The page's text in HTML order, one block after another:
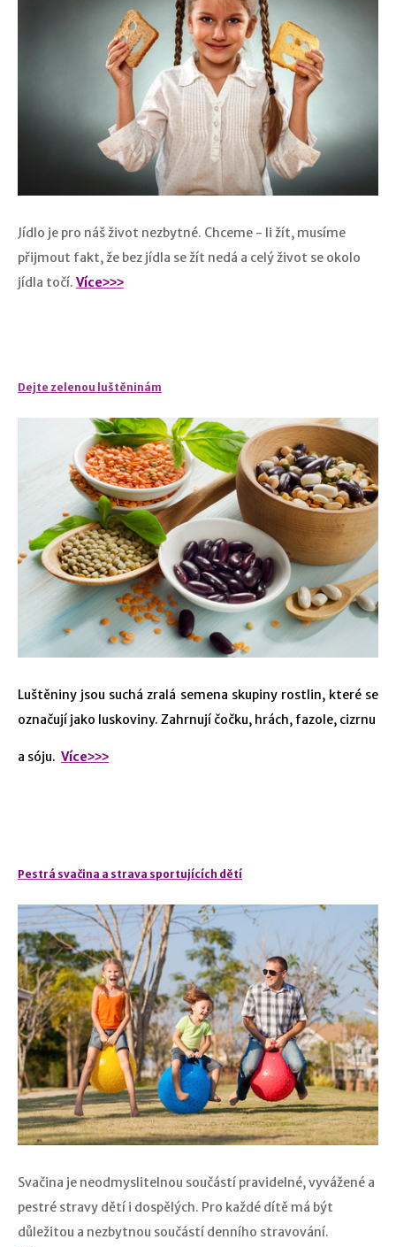
​Jídlo je pro náš život nezbytné. Chceme - li žít, musíme
přijmout fakt, že bez jídla se žít nedá a celý život se okolo
jídla točí. Více˃˃˃
Dejte zelenou luštěninám
Luštěniny jsou suchá zralá semena skupiny rostlin, které se
označují jako luskoviny. Zahrnují čočku, hrách, fazole, cizrnu
a sóju. Více˃˃˃
Pestrá svačina a strava sportujících dětí
Svačina je neodmyslitelnou součástí pravidelné, vyvážené a
pestré stravy dětí i dospělých. Pro každé dítě má být
důležitou a nezbytnou součástí denního stravování.